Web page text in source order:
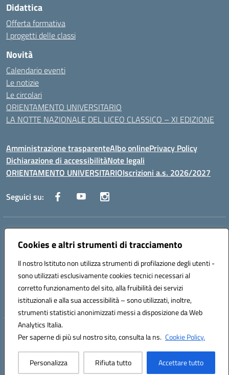
Cookies e altri strumenti di tracciamento
Il nostro Istituto non utilizza strumenti di profilazione degli utenti -
sono utilizzati esclusivamente cookies tecnici necessari al
corretto funzionamento del sito, alla fruibilità dei servizi
istituzionali e alla sua accessibilità – sono utilizzati, inoltre,
strumenti statistici anonimizzati messi a disposizione da Web
Analytics Italia.
Per saperne di più sul nostro sito, consulta la ns. Cookie Policy.
Personalizza Rifiuta tutto Accettare tutto
Didattica
Offerta formativa
I progetti delle classi
Novità
Calendario eventi
Le notizie
Le circolari
ORIENTAMENTO UNIVERSITARIO
LA NOTTE NAZIONALE DEL LICEO CLASSICO – XI EDIZIONE
Amministrazione trasparenteAlbo onlinePrivacy Policy
Dichiarazione di accessibilitàNote legali
ORIENTAMENTO UNIVERSITARIOIscrizioni a.s. 2026/2027
Seguici su:
Indirizzo:
Centralino:0882 331218 Email:fgps210002@istruzione.it
Codice fiscale: 93071630714
Codice meccanografico:
FGPS210002
Codice unico di fatturazione (CUF): UF7W9K
Hosting & Powered by 3D Solution S.r.l.
Concept & Design by Designers Italia